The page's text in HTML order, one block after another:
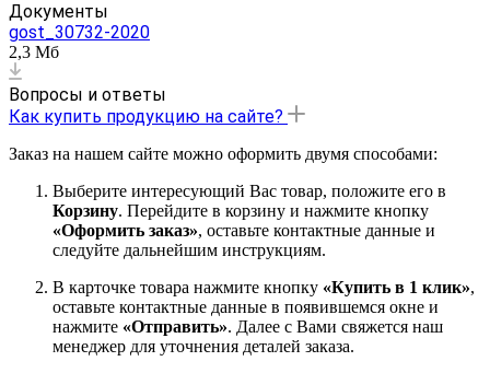
Документы
gost_30732-2020
2,3 Мб
Вопросы и ответы
Как купить продукцию на сайте?
Заказ на нашем сайте можно оформить двумя способами:
Выберите интересующий Вас товар, положите его в
Корзину. Перейдите в корзину и нажмите кнопку
«Оформить заказ», оставьте контактные данные и
следуйте дальнейшим инструкциям.
В карточке товара нажмите кнопку «Купить в 1 клик»,
оставьте контактные данные в появившемся окне и
нажмите «Отправить». Далее с Вами свяжется наш
менеджер для уточнения деталей заказа.